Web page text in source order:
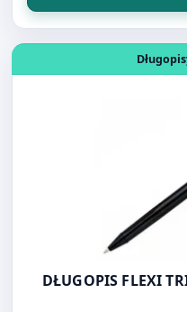
Otwórz produkt:
DŁUGOPIS FLEXI